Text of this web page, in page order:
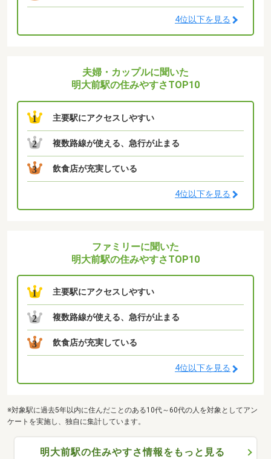
4位以下を見る
夫婦・カップルに聞いた
明大前駅の住みやすさTOP10
1 主要駅にアクセスしやすい
2 複数路線が使える、急行が止まる
3 飲食店が充実している
4位以下を見る
ファミリーに聞いた
明大前駅の住みやすさTOP10
1 主要駅にアクセスしやすい
2 複数路線が使える、急行が止まる
3 飲食店が充実している
4位以下を見る
※対象駅に過去5年以内に住んだことのある10代～60代の人を対象としてアン
ケートを実施し、独自に集計しています。
明大前駅の住みやすさ情報をもっと見る